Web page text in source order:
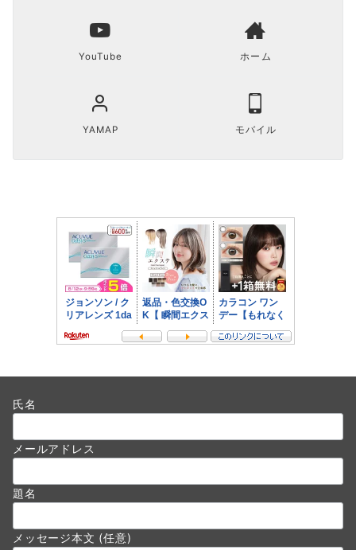
YouTube ホーム
YAMAP モバイル
氏名
メールアドレス
題名
メッセージ本文 (任意)